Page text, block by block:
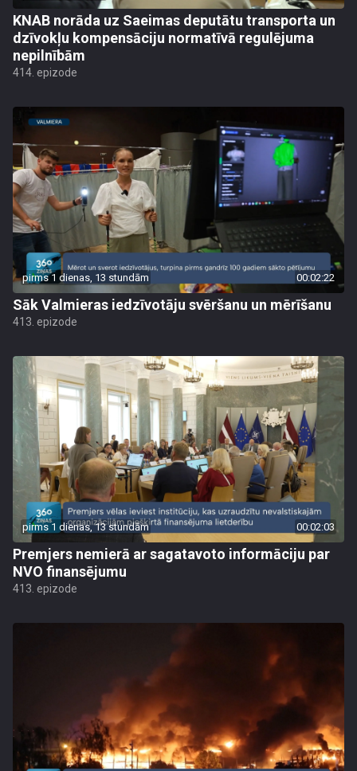
KNAB norāda uz Saeimas deputātu transporta un
dzīvokļu kompensāciju normatīvā regulējuma
nepilnībām
414. epizode
pirms 1 dienas, 13 stundām 00:02:22
Sāk Valmieras iedzīvotāju svēršanu un mērīšanu
413. epizode
pirms 1 dienas, 13 stundām 00:02:03
Premjers nemierā ar sagatavoto informāciju par
NVO finansējumu
413. epizode